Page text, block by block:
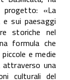
progetto: «La
sui paesaggi
storiche nel
formula che
e medie
una
culturali del